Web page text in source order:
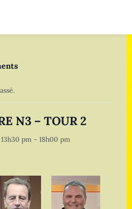
N3 – TOUR 2
pm -18h00 pm